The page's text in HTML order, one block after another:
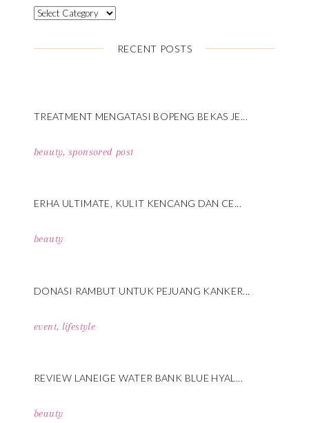
RECENT POSTS
TREATMENT MENGATASI BOPENG BEKAS JE...
beauty, sponsored post
ERHA ULTIMATE, KULIT KENCANG DAN CE...
beauty
DONASI RAMBUT UNTUK PEJUANG KANKER...
event, lifestyle
REVIEW LANEIGE WATER BANK BLUE HYAL...
beauty